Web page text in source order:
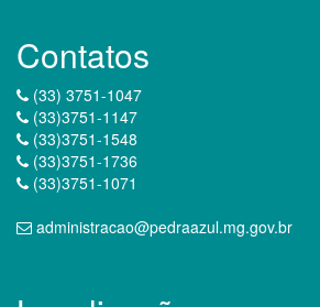
Contatos
(33) 3751-1047
(33)3751-1147
(33)3751-1548
(33)3751-1736
(33)3751-1071
administracao@pedraazul.mg.gov.br